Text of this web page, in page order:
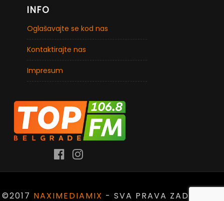
INFO
Oglašavajte se kod nas
Kontaktirajte nas
Impresum
©2017 NAXIMEDIAMIX - SVA PRAVA ZADRŽANA.